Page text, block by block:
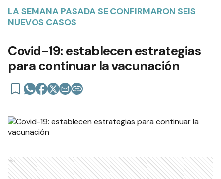
LA SEMANA PASADA SE CONFIRMARON SEIS
NUEVOS CASOS
Covid-19: establecen estrategias
para continuar la vacunación
Ads